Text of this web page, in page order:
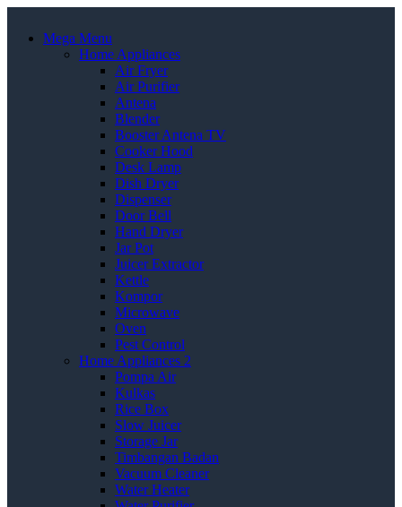
Mega Menu
Home Appliances
Air Fryer
Air Purifier
Antena
Blender
Booster Antena TV
Cooker Hood
Desk Lamp
Dish Dryer
Dispenser
Door Bell
Hand Dryer
Jar Pot
Juicer Extractor
Kettle
Kompor
Microwave
Oven
Pest Control
Home Appliances 2
Pompa Air
Kulkas
Rice Box
Slow Juicer
Storage Jar
Timbangan Badan
Vacuum Cleaner
Water Heater